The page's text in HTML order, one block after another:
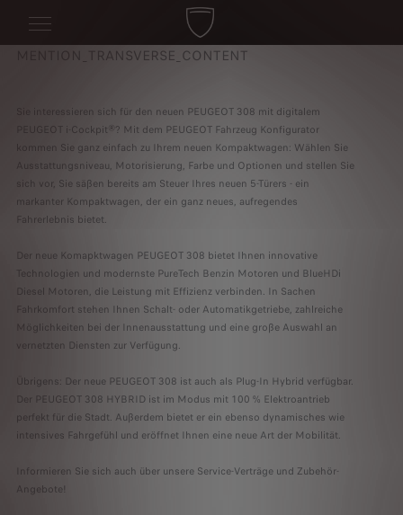
MENTION_TRANSVERSE_CONTENT
Sie interessieren sich für den neuen PEUGEOT 308 mit digitalem
PEUGEOT i-Cockpit®? Mit dem PEUGEOT Fahrzeug Konfigurator
kommen Sie ganz einfach zu Ihrem neuen Kompaktwagen: Wählen Sie
Ausstattungsniveau, Motorisierung, Farbe und Optionen und stellen Sie
sich vor, Sie säßen bereits am Steuer Ihres neuen 5-Türers - ein
markanter Kompaktwagen, der ein ganz neues, aufregendes
Fahrerlebnis bietet.
Der neue Komapktwagen PEUGEOT 308 bietet Ihnen innovative
Technologien und modernste PureTech Benzin Motoren und BlueHDi
Diesel Motoren, die Leistung mit Effizienz verbinden. In Sachen
Fahrkomfort stehen Ihnen Schalt- oder Automatikgetriebe, zahlreiche
Möglichkeiten bei der Innenausstattung und eine große Auswahl an
vernetzten Diensten zur Verfügung.
Übrigens: Der neue PEUGEOT 308 ist auch als Plug-In Hybrid verfügbar.
Der PEUGEOT 308 HYBRID ist im Modus mit 100 % Elektroantrieb
perfekt für die Stadt. Außerdem bietet er ein ebenso dynamisches wie
intensives Fahrgefühl und eröffnet Ihnen eine neue Art der Mobilität.
Informieren Sie sich auch über unsere Service-Verträge und Zubehör-
Angebote!